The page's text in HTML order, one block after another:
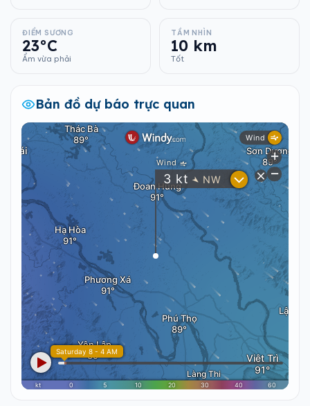
ĐIỂM SƯƠNG
23°C
Ẩm vừa phải
TẦM NHÌN
10 km
Tốt
Bản đồ dự báo trực quan